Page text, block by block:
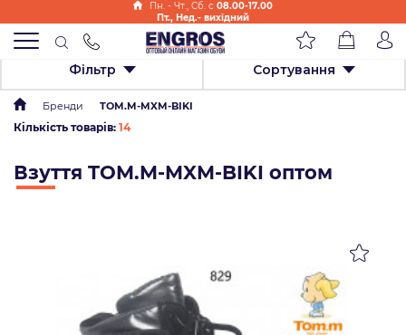
Пн. - Чт., Cб. с 08.00-17.00
Пт., Нед.- вихідний
Фільтр Сортування
Бренди TOM.M-MXM-BIKI
Кількість товарів: 14
Взуття TOM.M-MXM-BIKI оптом